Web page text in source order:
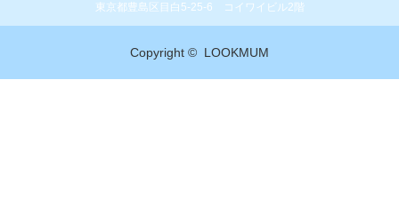
東京都豊島区目白5-25-6 コイワイビル2階
Copyright © LOOKMUM